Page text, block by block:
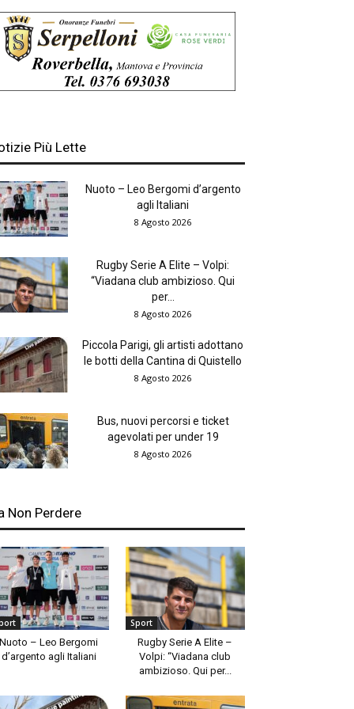
Più Lette
Nuoto – Leo Bergomi d’argento
agli Italiani
8 Agosto 2026
Rugby Serie A Elite – Volpi:
“Viadana club ambizioso. Qui
per...
8 Agosto 2026
Piccola Parigi, gli artisti adottano
le botti della Cantina di Quistello
8 Agosto 2026
Bus, nuovi percorsi e ticket
agevolati per under 19
8 Agosto 2026
Non Perdere
Nuoto – Leo Bergomi
d’argento agli Italiani
Sport
Rugby Serie A Elite –
Volpi: “Viadana club
ambizioso. Qui per...